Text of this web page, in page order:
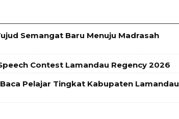
Semangat Baru Menuju Madrasah
Contest Lamandau Regency 2026
Pelajar Tingkat Kabupaten Lamandau